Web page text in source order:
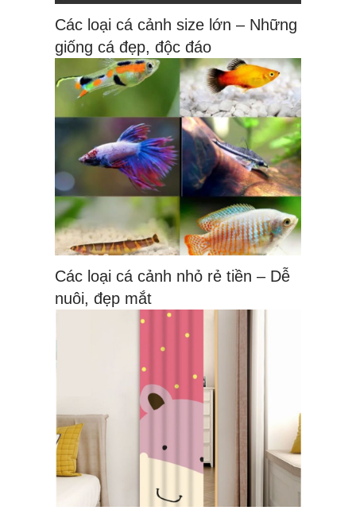
Các loại cá cảnh size lớn – Những
giống cá đẹp, độc đáo
Các loại cá cảnh nhỏ rẻ tiền – Dễ
nuôi, đẹp mắt